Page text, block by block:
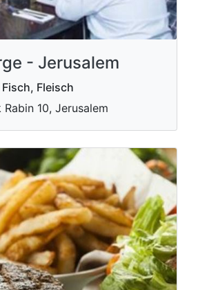
- Jerusalem
Fleisch
10, Jerusalem